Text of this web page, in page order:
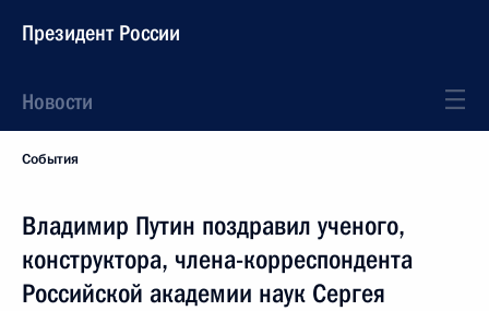
Президент России
Новости
События
Владимир Путин поздравил ученого,
конструктора, члена-корреспондента
Российской академии наук Сергея